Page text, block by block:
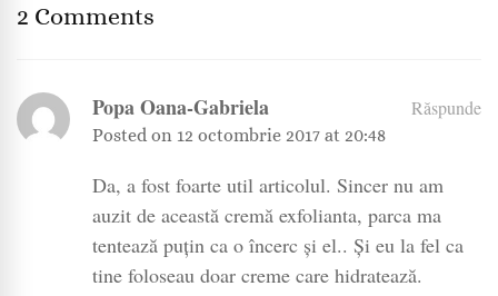
2 Comments
Popa Oana-Gabriela
Posted on 12 octombrie 2017 at 20:48
Răspunde
Da, a fost foarte util articolul. Sincer nu am
auzit de această cremă exfolianta, parca ma
tentează puțin ca o încerc și el.. Și eu la fel ca
tine foloseau doar creme care hidratează.